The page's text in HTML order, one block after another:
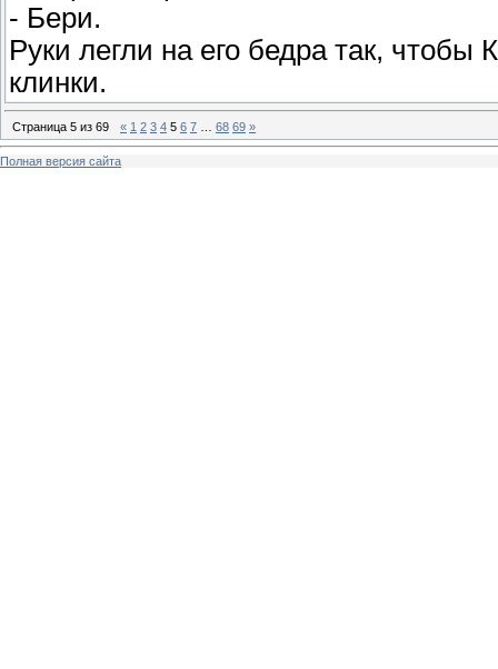
- Бери.
Руки легли на его бедра так,
клинки.
Страница 5 из 69 « 1 2 3 4 5 6 7 68 69 »
Полная версия сайта